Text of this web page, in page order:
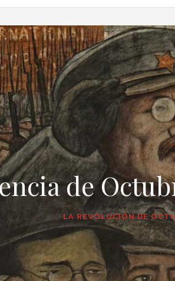
de
LA REVOLUCIÓN DE